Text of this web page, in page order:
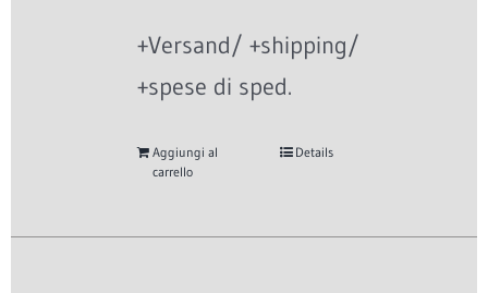
+Versand/ +shipping/
+spese di sped.
Aggiungi al
carrello
Details